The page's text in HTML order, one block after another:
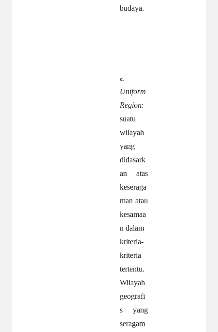
budaya.
c.
Uniform
Region:
suatu
wilayah
yang
didasark
an atas
keseraga
man atau
kesamaa
n dalam
kriteria-
kriteria
tertentu.
Wilayah
geografi
s yang
seragam